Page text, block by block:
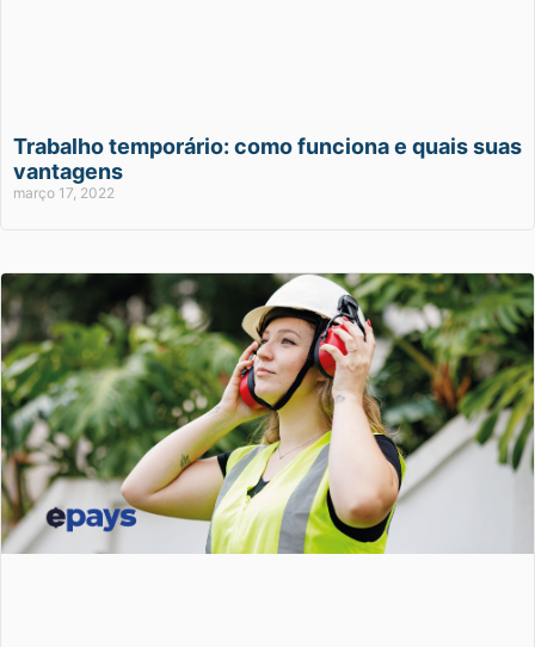
Trabalho temporário: como funciona e quais suas
vantagens
março 17, 2022